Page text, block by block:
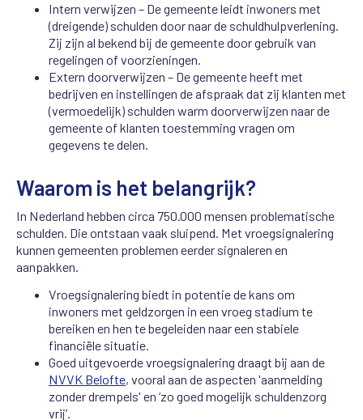
Intern verwijzen – De gemeente leidt inwoners met
(dreigende) schulden door naar de schuldhulpverlening.
Zij zijn al bekend bij de gemeente door gebruik van
regelingen of voorzieningen.
Extern doorverwijzen – De gemeente heeft met
bedrijven en instellingen de afspraak dat zij klanten met
(vermoedelijk) schulden warm doorverwijzen naar de
gemeente of klanten toestemming vragen om
gegevens te delen.
Waarom is het belangrijk?
In Nederland hebben circa 750.000 mensen problematische
schulden. Die ontstaan vaak sluipend. Met vroegsignalering
kunnen gemeenten problemen eerder signaleren en
aanpakken.
Vroegsignalering biedt in potentie de kans om
inwoners met geldzorgen in een vroeg stadium te
bereiken en hen te begeleiden naar een stabiele
financiële situatie.
Goed uitgevoerde vroegsignalering draagt bij aan de
NVVK Belofte, vooral aan de aspecten 'aanmelding
zonder drempels' en ‘zo goed mogelijk schuldenzorg
vrij’.